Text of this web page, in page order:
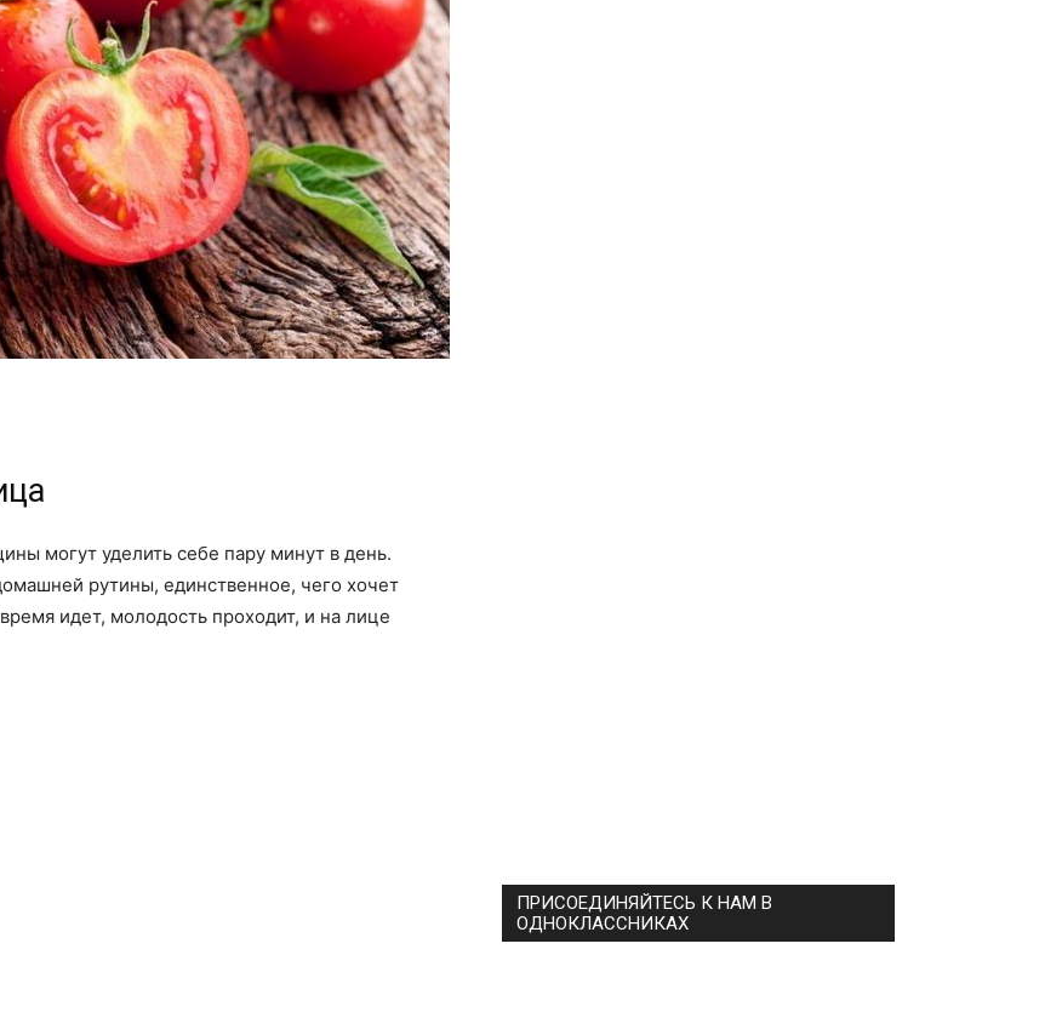
могут уделить себе пару минут в день.
рутины, единственное, чего хочет
идет, молодость проходит, и на лице
ПРИСОЕДИНЯЙТЕСЬ К НАМ В
ОДНОКЛАССНИКАХ